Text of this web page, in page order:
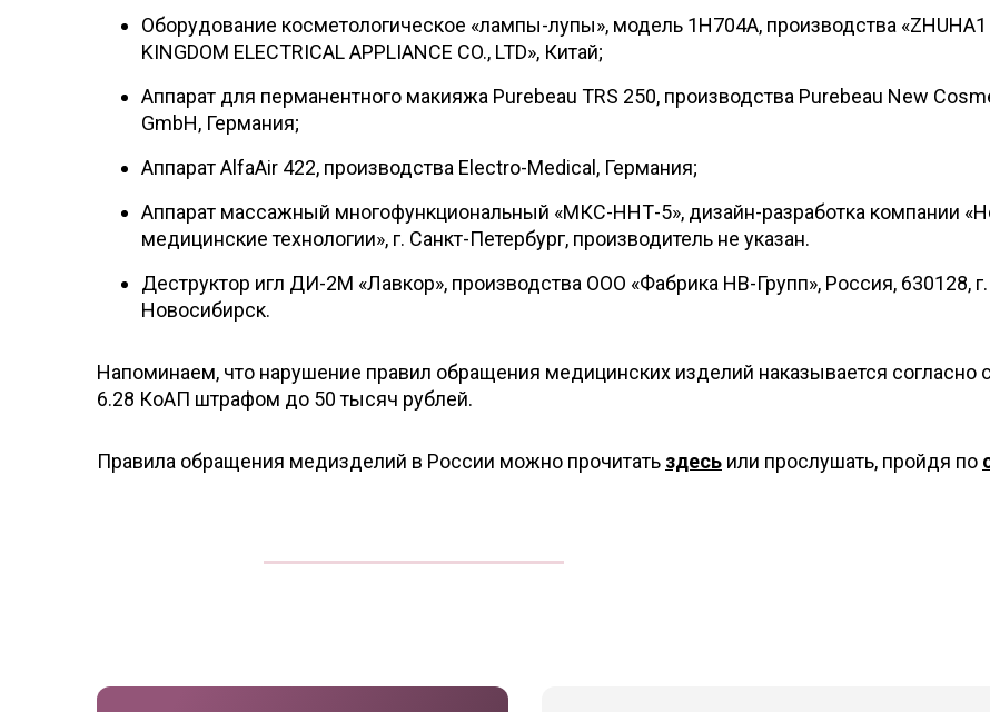
Оборудование косметологическое «лампы-лупы», модель 1Н704А, производства «ZHUHA1
KINGDOM ELECTRICAL APPLIANCE CO., LTD», Китай;
Аппарат для перманентного макияжа Purebeau TRS 250, производства Purebeau New
GmbH, Германия;
Аппарат AlfaAir 422, производства Electro-Medical, Германия;
Аппарат массажный многофункциональный «МКС-ННТ-5», дизайн-разработка компании
медицинские технологии», г. Санкт-Петербург, производитель не указан.
Деструктор игл ДИ-2М «Лавкор», производства ООО «Фабрика НВ-Групп», Россия, 630128, г.
Новосибирск.
Напоминаем, что нарушение правил обращения медицинских изделий наказывается согласно
6.28 КоАП штрафом до 50 тысяч рублей.
Правила обращения медизделий в России можно прочитать здесь или прослушать, пройдя по